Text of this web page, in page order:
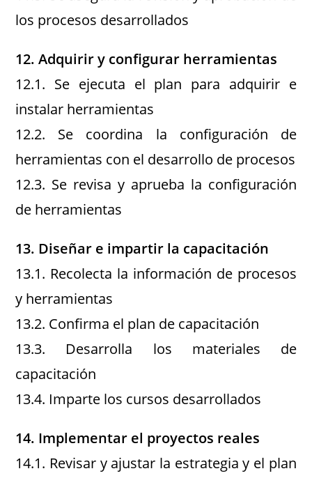
los procesos desarrollados
12. Adquirir y configurar herramientas
12.1. Se ejecuta el plan para adquirir e
instalar herramientas
12.2. Se coordina la configuración de
herramientas con el desarrollo de procesos
12.3. Se revisa y aprueba la configuración
de herramientas
13. Diseñar e impartir la capacitación
13.1. Recolecta la información de procesos
y herramientas
13.2. Confirma el plan de capacitación
13.3. Desarrolla los materiales de
capacitación
13.4. Imparte los cursos desarrollados
14. Implementar el proyectos reales
14.1. Revisar y ajustar la estrategia y el plan